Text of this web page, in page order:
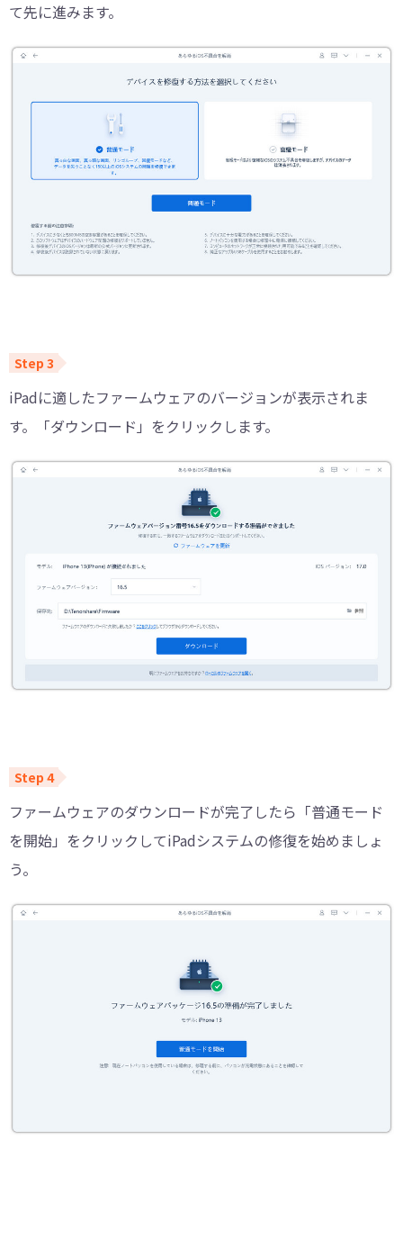
て先に進みます。
iPadに適したファームウェアのバージョンが表示されま
す。「ダウンロード」をクリックします。
ファームウェアのダウンロードが完了したら「普通モード
を開始」をクリックしてiPadシステムの修復を始めましょ
う。